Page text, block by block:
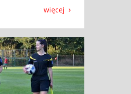
więcej